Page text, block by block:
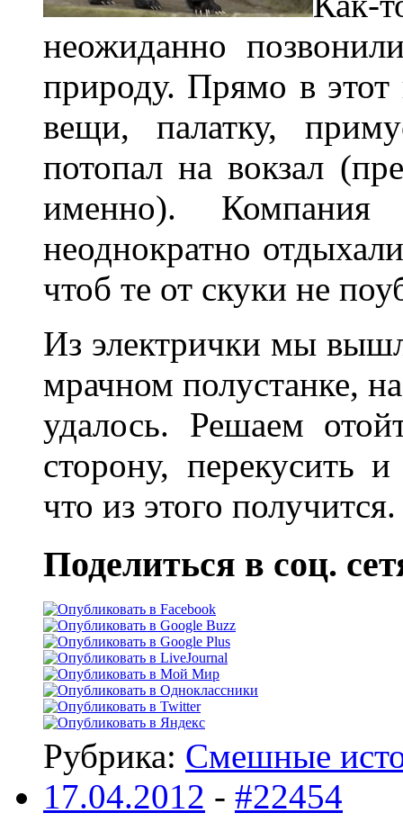
неожиданно
природу. Прямо в
вещи, палатку,
потопал на вокзал
именно).
неоднократно
чтоб те от скуки не
Из электрички мы
мрачном полустанке,
удалось. Решаем
сторону, перекусить
что из этого
Поделиться в соц.
Рубрика: Смешные
17.04.2012 - #22454